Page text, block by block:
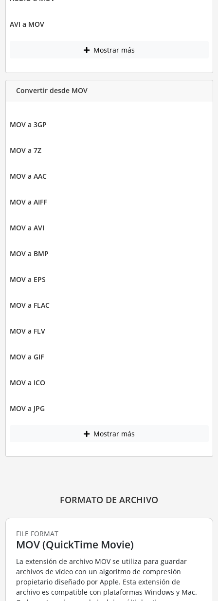
AVI a MOV
Mostrar más
Convertir desde MOV
MOV a 3GP
MOV a 7Z
MOV a AAC
MOV a AIFF
MOV a AVI
MOV a BMP
MOV a EPS
MOV a FLAC
MOV a FLV
MOV a GIF
MOV a ICO
MOV a JPG
Mostrar más
FORMATO DE ARCHIVO
FILE FORMAT
MOV (QuickTime Movie)
La extensión de archivo MOV se utiliza para guardar
archivos de vídeo con un algoritmo de compresión
propietario diseñado por Apple. Esta extensión de
archivo es compatible con plataformas Windows y Mac.